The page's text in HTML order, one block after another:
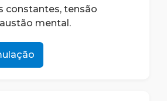
constantes, tensão
mental.